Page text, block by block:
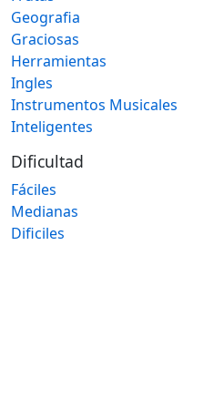
Geografia
Graciosas
Herramientas
Ingles
Instrumentos Musicales
Inteligentes
Dificultad
Fáciles
Medianas
Dificiles